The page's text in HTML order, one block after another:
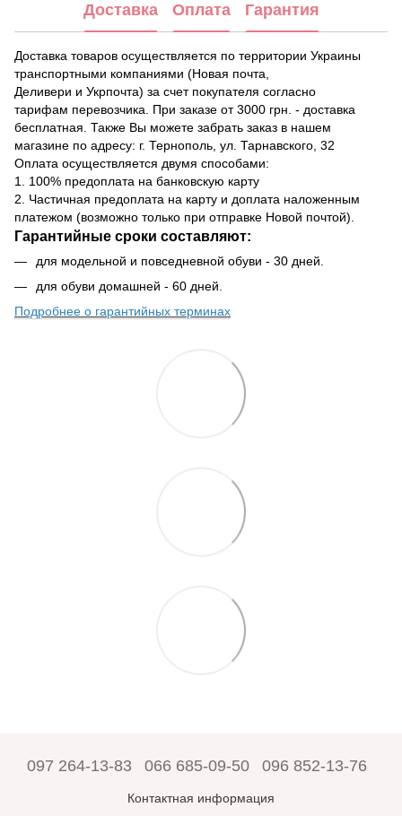
Доставка Оплата Гарантия
Доставка товаров осуществляется по территории Украины
транспортными компаниями (Новая почта,
Деливери и Укрпочта) за счет покупателя согласно
тарифам перевозчика. При заказе от 3000 грн. - доставка
бесплатная. Также Вы можете забрать заказ в нашем
магазине по адресу: г. Тернополь, ул. Тарнавского, 32
Оплата осуществляется двумя способами:
1. 100% предоплата на банковскую карту
2. Частичная предоплата на карту и доплата наложенным
платежом (возможно только при отправке Новой почтой).
Гарантийные сроки составляют:
для модельной и повседневной обуви - 30 дней.
для обуви домашней - 60 дней.
Подробнее о гарантийных терминах
097 264-13-83 066 685-09-50 096 852-13-76
Контактная информация